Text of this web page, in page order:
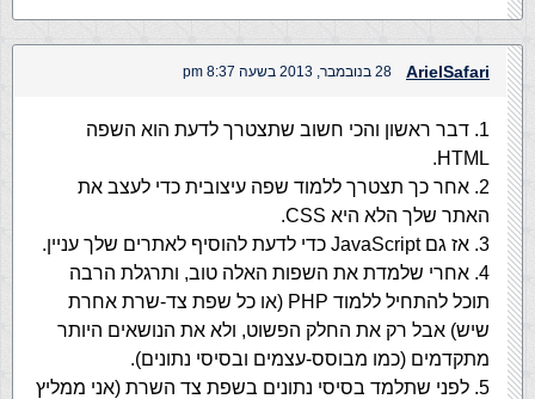
ArielSafari 28 בנובמבר, 2013 בשעה 8:37 pm
1. דבר ראשון והכי חשוב שתצטרך לדעת הוא השפה
HTML.
2. אחר כך תצטרך ללמוד שפה עיצובית כדי לעצב את
האתר שלך הלא היא CSS.
3. אז גם JavaScript כדי לדעת להוסיף לאתרים שלך עניין.
4. אחרי שלמדת את השפות האלה טוב, ותרגלת הרבה
תוכל להתחיל ללמוד PHP (או כל שפת צד-שרת אחרת
שיש) אבל רק את החלק הפשוט, ולא את הנושאים היותר
מתקדמים (כמו מבוסס-עצמים ובסיסי נתונים).
5. לפני שתלמד בסיסי נתונים בשפת צד השרת (אני ממליץ